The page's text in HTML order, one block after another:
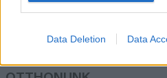
Data Deletion Data